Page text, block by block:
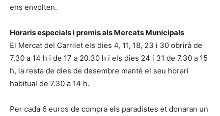
ens envolten.
Horaris especials i premis als Mercats Municipals
El Mercat del Carrilet els dies 4, 11, 18, 23 i 30 obrirà de
7.30 a 14 h i de 17 a 20.30 h i els dies 24 i 31 de 7.30 a 15
h, la resta de dies de desembre manté el seu horari
habitual de 7.30 a 14 h.
Per cada 6 euros de compra els paradistes et donaran un